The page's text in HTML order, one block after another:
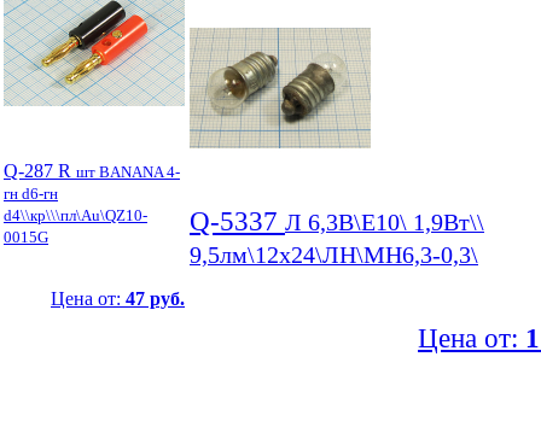
Q-287 R шт BANANA 4-
гн d6-гн
d4\\кр\\\пл\Au\QZ10-
0015G
Цена от: 47 руб.
Q-5337 Л 6,3В\E10\ 1,9Вт\\
9,5лм\12x24\ЛН\МН6,3-0,3\
Цена от: